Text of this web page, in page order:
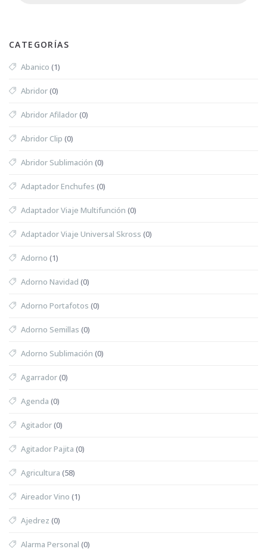
CATEGORÍAS
Abanico (1)
Abridor(0)
Abridor Afilador(0)
Abridor Clip (0)
Abridor Sublimación (0)
Adaptador Enchufes (0)
Adaptador Viaje Multifunción (0)
Adaptador Viaje Universal Skross (0)
Adorno (1)
Adorno Navidad (0)
Adorno Portafotos (0)
Adorno Semillas (0)
Adorno Sublimación (0)
Agarrador(0)
Agenda (0)
Agitador(0)
Agitador Pajita (0)
Agricultura (58)
Aireador Vino (1)
Ajedrez (0)
Alarma Personal (0)